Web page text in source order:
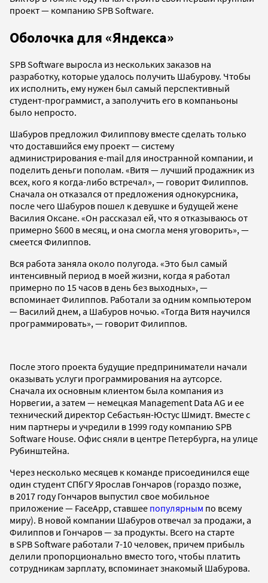
проект — компанию SPB Software.
Оболочка для «Яндекса»
SPB Software выросла из нескольких заказов на
разработку, которые удалось получить Шабурову. Чтобы
их исполнить, ему нужен был самый перспективный
студент-программист, а заполучить его в компаньоны
было непросто.
Шабуров предложил Филиппову вместе сделать только
что доставшийся ему проект — систему
администрирования e-mail для иностранной компании, и
поделить деньги пополам. «Витя — лучший продажник из
всех, кого я когда-либо встречал», — говорит Филиппов.
Сначала он отказался от предложения однокурсника,
после чего Шабуров пошел к девушке и будущей жене
Василия Оксане. «Он рассказал ей, что я отказываюсь от
примерно $600 в месяц, и она смогла меня уговорить», —
смеется Филиппов.
Вся работа заняла около полугода. «Это был самый
интенсивный период в моей жизни, когда я работал
примерно по 15 часов в день без выходных», —
вспоминает Филиппов. Работали за одним компьютером
— Василий днем, а Шабуров ночью. «Тогда Витя научился
программировать», — говорит Филиппов.
После этого проекта будущие предприниматели начали
оказывать услуги программирования на аутсорсе.
Сначала их основным клиентом была компания из
Норвегии, а затем — немецкая Management Data AG и ее
технический директор Себастьян-Юстус Шмидт. Вместе с
ним партнеры и учредили в 1999 году компанию SPB
Software House. Офис сняли в центре Петербурга, на улице
Рубинштейна.
Через несколько месяцев к команде присоединился еще
один студент СПбГУ Ярослав Гончаров (гораздо позже,
в 2017 году Гончаров выпустил свое мобильное
приложение — FaceApp, ставшее популярным по всему
миру). В новой компании Шабуров отвечал за продажи, а
Филиппов и Гончаров — за продукты. Всего на старте
вSPB Software работали 7-10 человек, причем прибыль
делили пропорционально вместо того, чтобы платить
сотрудникам зарплату, вспоминает знакомый Шабурова.